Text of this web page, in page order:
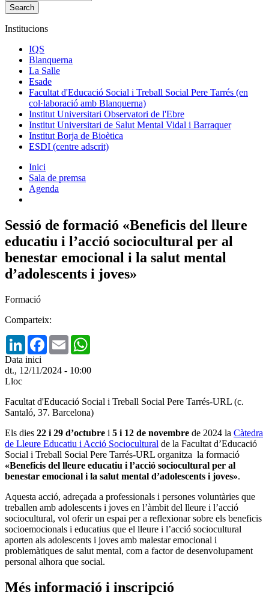
Institucions
IQS
Blanquerna
La Salle
Esade
Facultat d'Educació Social i Treball Social Pere Tarrés (en
col·laboració amb Blanquerna)
Institut Universitari Observatori de l'Ebre
Institut Universitari de Salut Mental Vidal i Barraquer
Institut Borja de Bioètica
ESDI (centre adscrit)
Inici
Sala de premsa
Agenda
Sessió de formació «Beneficis del lleure
educatiu i l’acció sociocultural per al
benestar emocional i la salut mental
d’adolescents i joves»
Formació
Comparteix:
LinkedInFacebook
Email
Data inici
dt., 12/11/2024 - 10:00
Lloc
Facultat d'Educació Social i Treball Social Pere Tarrés-URL (c.
Santaló, 37. Barcelona)
Els dies 22 i 29 d’octubre i 5 i 12 de novembre de 2024 la Càtedra
de Lleure Educatiu i Acció Sociocultural de la Facultat d’Educació
Social i Treball Social Pere Tarrés-URL organitza la formació
«Beneficis del lleure educatiu i l’acció sociocultural per al
benestar emocional i la salut mental d’adolescents i joves».
Aquesta acció, adreçada a professionals i persones voluntàries que
treballen amb adolescents i joves en l’àmbit del lleure i l’acció
sociocultural, vol oferir un espai per a reflexionar sobre els beneficis
socioemocionals i educatius que el lleure i l’acció sociocultural
aporten als adolescents i joves amb malestar emocional i
problemàtiques de salut mental, com a factor de desenvolupament
personal alhora que social.
Més informació i inscripció